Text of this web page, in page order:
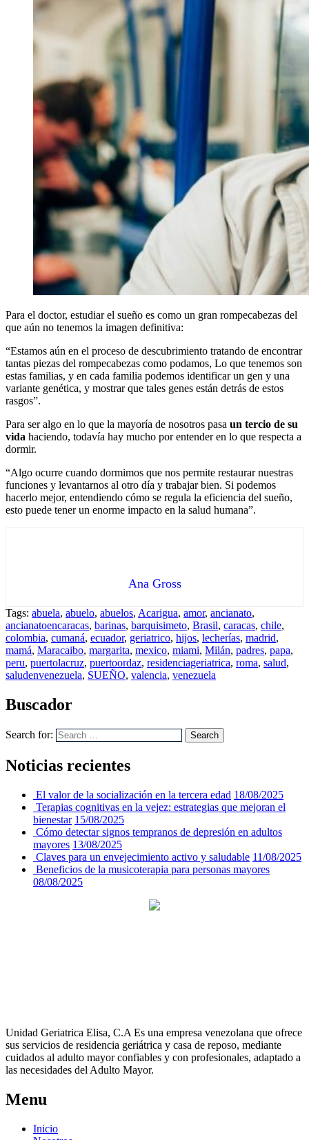
Para el doctor, estudiar el sueño es como un gran rompecabezas del
que aún no tenemos la imagen definitiva:
“Estamos aún en el proceso de descubrimiento tratando de encontrar
tantas piezas del rompecabezas como podamos, Lo que tenemos son
estas familias, y en cada familia podemos identificar un gen y una
variante genética, y mostrar que tales genes están detrás de estos
rasgos”.
Para ser algo en lo que la mayoría de nosotros pasa un tercio de su
vida haciendo, todavía hay mucho por entender en lo que respecta a
dormir.
“Algo ocurre cuando dormimos que nos permite restaurar nuestras
funciones y levantarnos al otro día y trabajar bien. Si podemos
hacerlo mejor, entendiendo cómo se regula la eficiencia del sueño,
esto puede tener un enorme impacto en la salud humana”.
Ana Gross
Tags: abuela, abuelo, abuelos, Acarigua, amor, ancianato,
ancianatoencaracas, barinas, barquisimeto, Brasil, caracas, chile,
colombia, cumaná, ecuador, geriatrico, hijos, lecherías, madrid,
mamá, Maracaibo, margarita, mexico, miami, Milán, padres, papa,
peru, puertolacruz, puertoordaz, residenciageriatrica, roma, salud,
saludenvenezuela, SUEÑO, valencia, venezuela
Buscador
Search for: Search
Noticias recientes
El valor de la socialización en la tercera edad 18/08/2025
Terapias cognitivas en la vejez: estrategias que mejoran el
bienestar 15/08/2025
Cómo detectar signos tempranos de depresión en adultos
mayores 13/08/2025
Claves para un envejecimiento activo y saludable 11/08/2025
Beneficios de la musicoterapia para personas mayores
08/08/2025
Unidad Geriatrica Elisa, C.A Es una empresa venezolana que ofrece
sus servicios de residencia geriátrica y casa de reposo, mediante
cuidados al adulto mayor confiables y con profesionales, adaptado a
las necesidades del Adulto Mayor.
Menu
Inicio